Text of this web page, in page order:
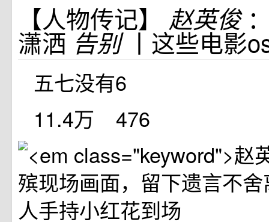
【人物传记】 赵英俊
潇洒告别丨这些电影
五七没有6
11.4万
476